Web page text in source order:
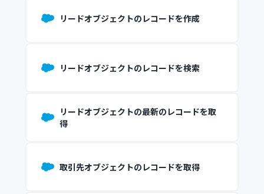
リードオブジェクトのレコードを作成
リードオブジェクトのレコードを検索
リードオブジェクトの最新のレコードを取
得
取引先オブジェクトのレコードを取得